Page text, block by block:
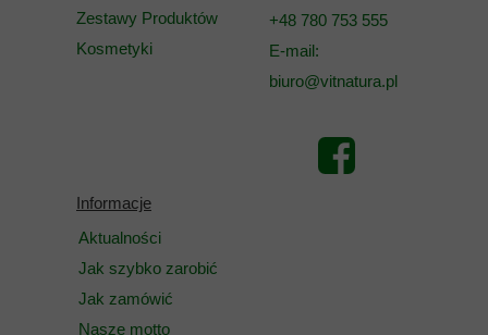
Zestawy Produktów
Kosmetyki
Informacje
Aktualności
Jak szybko zarobić
Jak zamówić
Nasze motto
+48 780 753 555
E-mail:
biuro@vitnatura.pl